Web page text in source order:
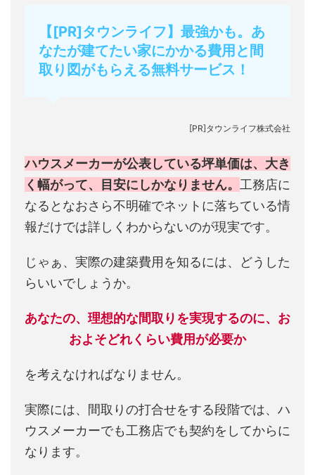
【[PR]タウンライフ】最強かも。あ
なたが建てたい家にかかる費用と間
取り図がもらえる無料サービス！
[PR]タウンライフ株式会社
ハウスメーカーが公表している坪単価は、大き
く幅がって、目安にしかなりません。 工務店に
なるとなおさら不明確でネットに落ちている情
報だけでは詳しくわからないのが現実です。
じゃぁ、実際の建築費用を知るには、どうした
らいいでしょうか。
あなたの、理想的な間取りを実現するのに、お
およそどれくらい費用が必要か
を考えなければなりません。
実際には、間取りの打合せをする段階では、ハ
ウスメーカーでも工務店でも契約をしてからに
なります。